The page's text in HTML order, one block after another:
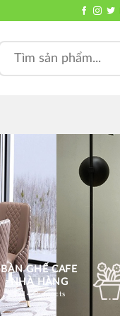
for:
BÀN GHẾ CAFE
NHÀ HÀNG
1214 Products